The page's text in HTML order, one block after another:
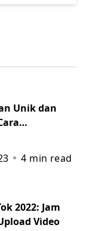
Unik dan
4 min read
2022: Jam
Video